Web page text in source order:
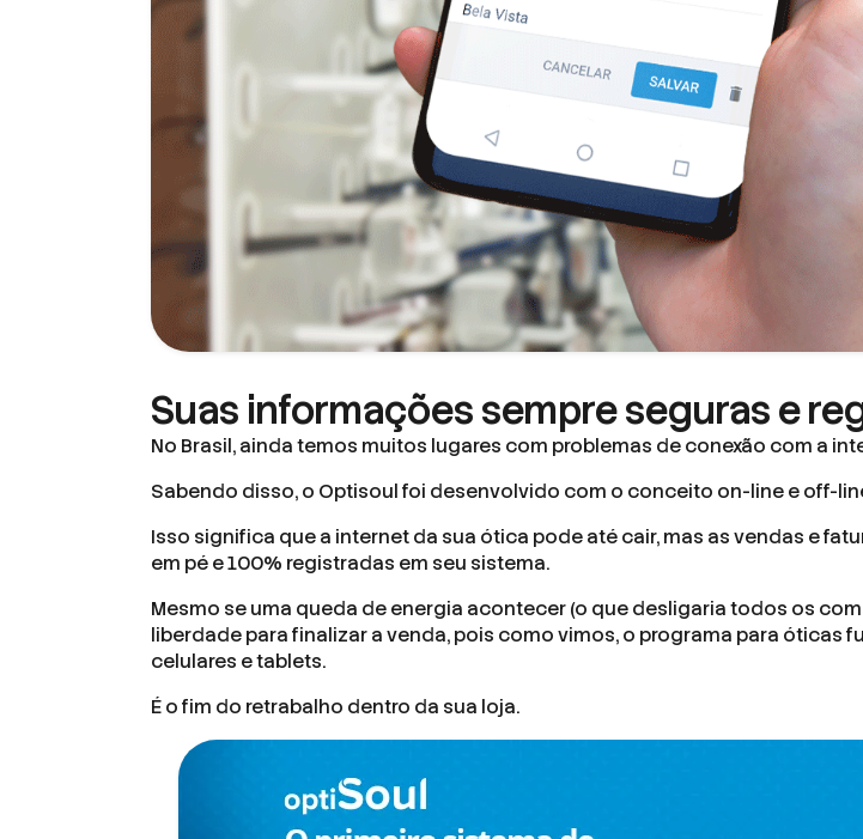
Suas informações sempre seguras e
No Brasil, ainda temos muitos lugares com problemas de conexão com a
Sabendo disso, o Optisoul foi desenvolvido com o conceito on-line e off-
Isso significa que a internet da sua ótica pode até cair, mas as vendas e
em pé e 100% registradas em seu sistema.
Mesmo se uma queda de energia acontecer (o que desligaria todos os
liberdade para finalizar a venda, pois como vimos, o programa para óticas
celulares e tablets.
É o fim do retrabalho dentro da sua loja.